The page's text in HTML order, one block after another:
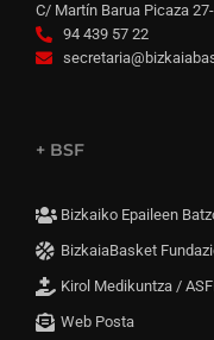
C/ Martín Barua Picaza
94 439 57 22
+ BSF
Bizkaiko Epaileen
BizkaiaBasket
Kirol Medikuntza /
Web Posta